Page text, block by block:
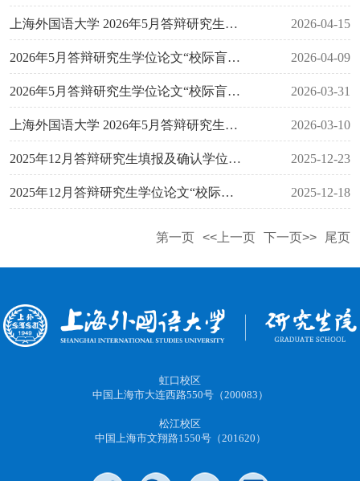
上海外国语大学 2026年5月答辩研究生学位论文“校际盲审”通知 （第二批） 2026-04-15
2026年5月答辩研究生学位论文“校际盲审”结果公布及异议论文复议通知（第二批） 2026-04-09
2026年5月答辩研究生学位论文“校际盲审”结果公布及异议论文复议通知（第一批） 2026-03-31
上海外国语大学 2026年5月答辩研究生学位论文“校际盲审”通知 2026-03-10
2025年12月答辩研究生填报及确认学位信息的通知 2025-12-23
2025年12月答辩研究生学位论文“校际盲审” 异议论文复议（学术复核）结果（第四批） 2025-12-18
第一页 <<上一页 下一页>> 尾页
虹口校区
中国上海市大连西路550号（200083）
松江校区
中国上海市文翔路1550号（201620）